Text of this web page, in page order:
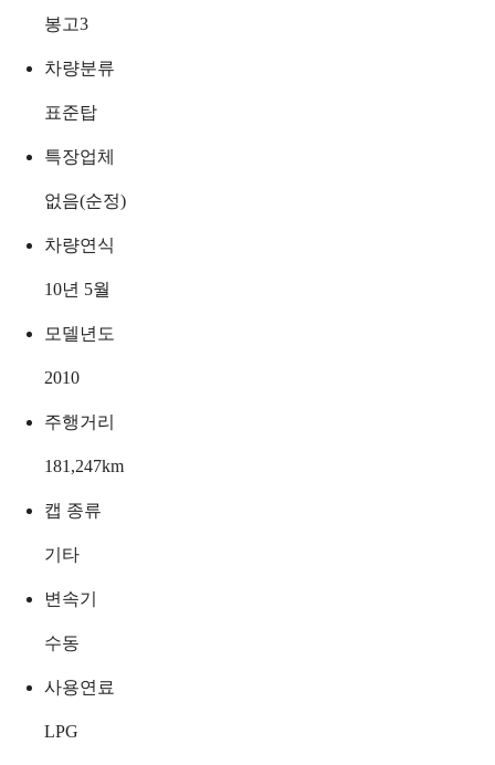
봉고3
차량분류
표준탑
특장업체
없음(순정)
차량연식
10년 5월
모델년도
2010
주행거리
181,247km
캡 종류
기타
변속기
수동
사용연료
LPG